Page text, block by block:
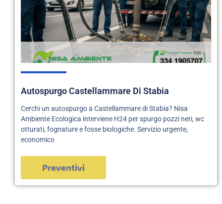
Autospurgo Castellammare Di Stabia
Cerchi un autospurgo a Castellammare di Stabia? Nisa
Ambiente Ecologica interviene H24 per spurgo pozzi neri, wc
otturati, fognature e fosse biologiche. Servizio urgente,
economico
Preventivi